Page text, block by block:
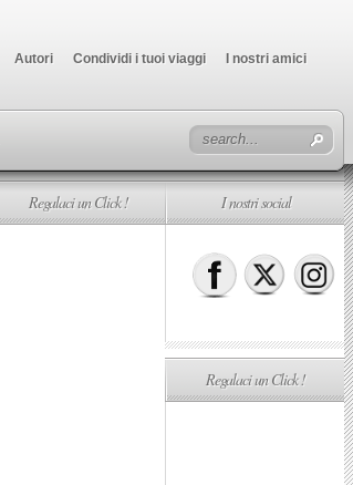
Autori Condividi i tuoi viaggi I nostri amici
Regalaci un Click ! I nostri social
Regalaci un Click !